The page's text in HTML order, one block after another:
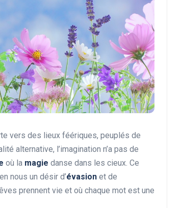
vers des lieux féériques, peuplés de
alternative, l’imagination n’a pas de
où la magie danse dans les cieux. Ce
nous un désir d’évasion et de
prennent vie et où chaque mot est une